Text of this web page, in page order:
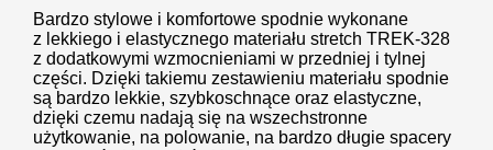
Bardzo stylowe i komfortowe spodnie wykonane
z lekkiego i elastycznego materiału stretch TREK-328
z dodatkowymi wzmocnieniami w przedniej i tylnej
części. Dzięki takiemu zestawieniu materiału spodnie
są bardzo lekkie, szybkoschnące oraz elastyczne,
dzięki czemu nadają się na wszechstronne
użytkowanie, na polowanie, na bardzo długie spacery